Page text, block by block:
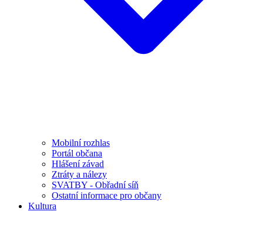
Mobilní rozhlas
Portál občana
Hlášení závad
Ztráty a nálezy
SVATBY - Obřadní síň
Ostatní informace pro občany
Kultura